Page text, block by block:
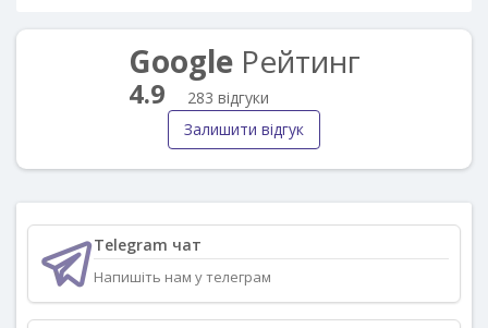
GoogleРейтинг
4.9
283 відгуки
Залишити відгук
Telegram чат
Напишіть нам у телеграм